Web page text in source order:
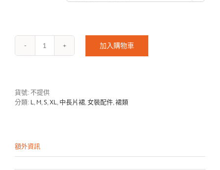
Midi
量
加入購物車
貨號:不提供
分類: L, M,S,XL, 中長片裙,女裝配件,裙類
額外資訊